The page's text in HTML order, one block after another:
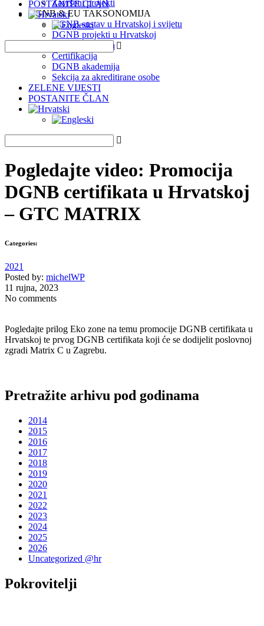
Završeni projekti
DGNB & EU TAKSONOMIJA
DGNB sustav u Hrvatskoj i svijetu
DGNB projekti u Hrvatskoj
EU Taksonomija
Certifikacija
DGNB akademija
Sekcija za akreditirane osobe
ZELENE VIJESTI
POSTANITE ČLAN
POSTANITE ČLAN
Pogledajte video: Promocija
DGNB certifikata u Hrvatskoj
– GTC MATRIX
Categories:
2021
Posted by: michelWP
11 rujna, 2023
No comments
Pogledajte prilog Eko zone na temu promocije DGNB certifikata u
Hrvatskoj te prvog DGNB certifikata koji će se dodijelit poslovnoj
zgradi Matrix C u Zagrebu.
Pretražite arhivu pod godinama
2014
2015
2016
2017
2018
2019
2020
2021
2022
2023
2024
2025
2026
Uncategorized @hr
Pokrovitelji